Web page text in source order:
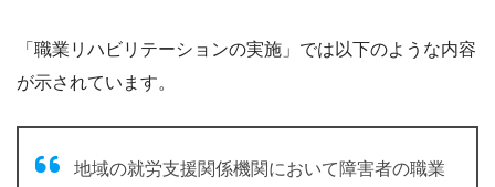
「職業リハビリテーションの実施」では以下のような内容
が示されています。
地域の就労支援関係機関において障害者の職業